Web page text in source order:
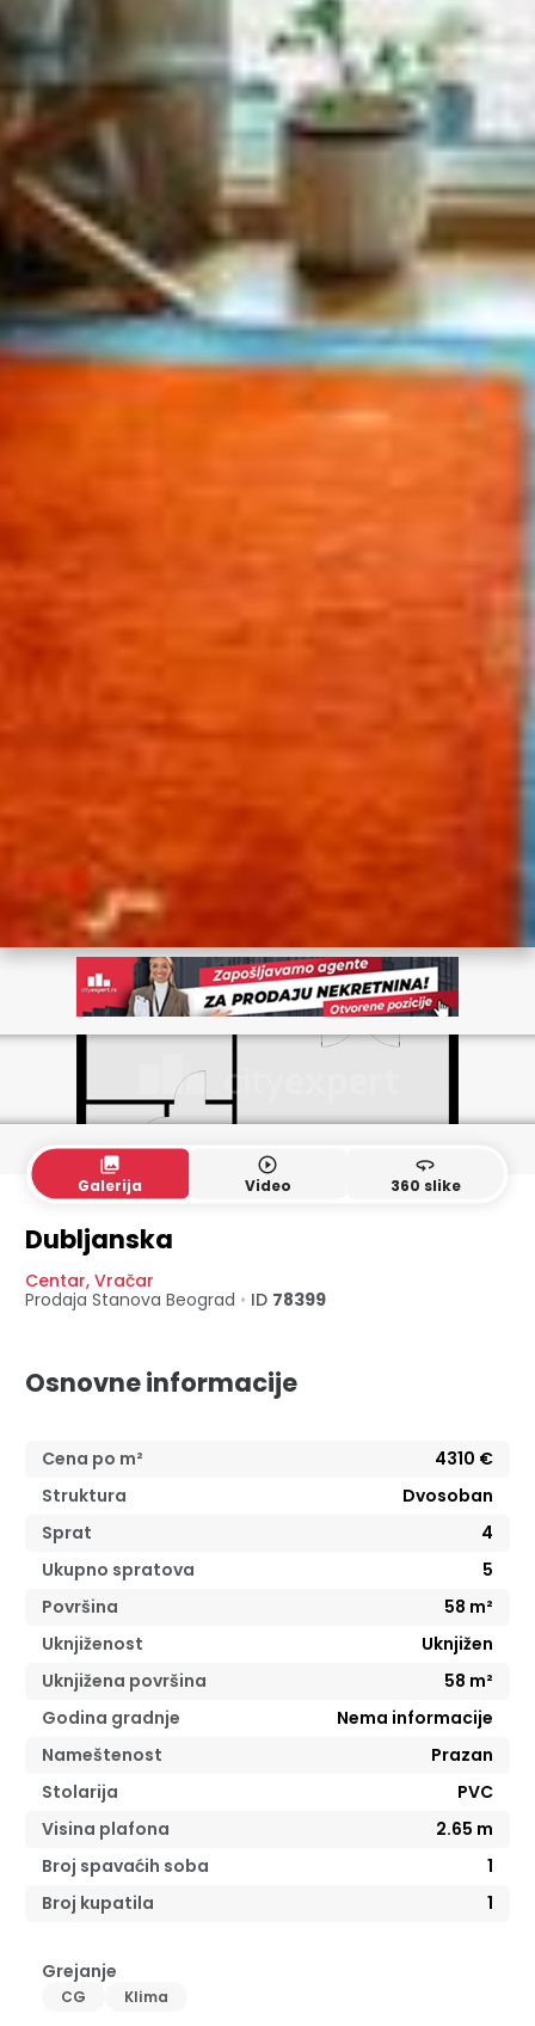
collections
Galerija
play_circle_outline
Video
360
360 slike
Dubljanska
Centar, Vračar
Prodaja Stanova Beograd • ID 78399
Osnovne informacije
Cena po m² 4310 €
Struktura
Dvosoban
Sprat
4
Ukupno spratova
5
Površina
58 m²
Uknjiženost
Uknjižen
Uknjižena površina
58 m²
Godina gradnje
Nema informacije
Nameštenost
Prazan
Stolarija
PVC
Visina plafona
2.65 m
Broj spavaćih soba
1
Broj kupatila
1
Grejanje
CG Klima